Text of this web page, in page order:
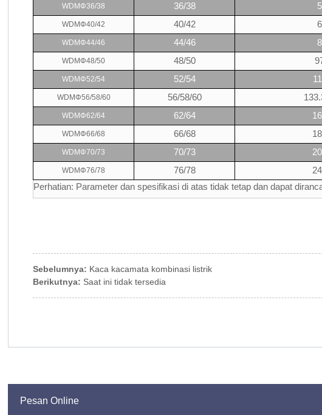
WDMΦ36/38 36/38
WDMΦ40/42 40/42
WDMΦ44/46 44/46
WDMΦ48/50 48/50
WDMΦ52/54 52/54
WDMΦ56/58/60 56/58/60
WDMΦ62/64 62/64
WDMΦ66/68 66/68
WDMΦ70/73 70/73
WDMΦ76/78 76/78
Perhatian: Parameter dan spesifikasi di atas tidak tetap dan dapat
Sebelumnya: Kaca kacamata kombinasi listrik
Berikutnya: Saat ini tidak tersedia
Pesan Online